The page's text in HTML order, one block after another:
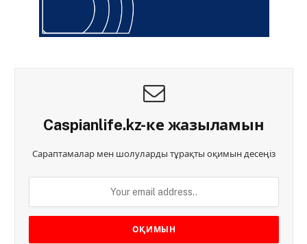
Caspianlife.kz-ке жазыламын
Сараптамалар мен шолуларды тұрақты оқимын десеңіз